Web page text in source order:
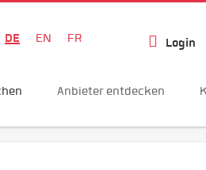
DE EN FR Login
Anbieter entdecken